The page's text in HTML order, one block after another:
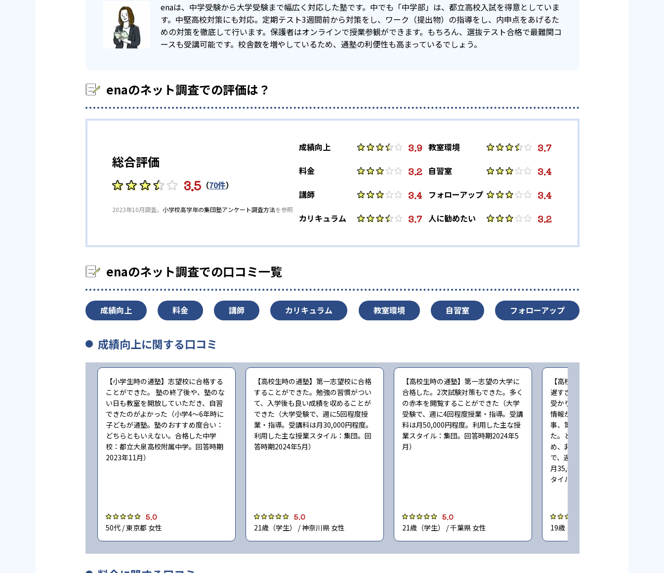
enaは、中学受験から大学受験まで幅広く対応した塾です。中でも「中学部」は、都立高校入試を得意としていま
す。中堅高校対策にも対応。定期テスト3週間前から対策をし、ワーク（提出物）の指導をし、内申点をあげるた
めの対策を徹底して行います。保護者はオンラインで授業参観ができます。もちろん、選抜テスト合格で最難関コ
ースも受講可能です。校舎数を増やしているため、通塾の利便性も高まっているでしょう。
enaのネット調査での評価は？
総合評価
3.5 （70件）
2023年10月調査。 小学校高学年の集団塾アンケート調査方法を参照
成績向上 3.9
料金 3.2
講師 3.4
カリキュラム 3.7
教室環境 3.7
自習室 3.4
フォローアップ 3.4
人に勧めたい 3.2
enaのネット調査での口コミ一覧
成績向上 料金 講師 カリキュラム 教室環境 自習室 フォローアップ
成績向上に関する口コミ
【小学生時の通塾】志望校に合格する
ことができた。 塾の終了後や、塾のな
い日も教室を開放していただき、自習
できたのがよかった（小学4〜6年時に
子どもが通塾。塾のおすすめ度合い：
どちらともいえない。合格した中学
校：都立大泉高校附属中学。回答時期
2023年11月）
5.0
50代 / 東京都 女性
【高校生時の通塾】第一志望校に合格
することができた。勉強の習慣がつい
て、入学後も良い成績を収めることが
できた（大学受験で、週に5回程度授
業・指導。受講料は月30,000円程度。
利用した主な授業スタイル：集団。回
答時期2024年5月）
5.0
21歳（学生） / 神奈川県 女性
【高校生時の通塾】第一志望の大学に
合格した。2次試験対策もできた。多く
の赤本を閲覧することができた（大学
受験で、週に4回程度授業・指導。受講
料は月50,000円程度。利用した主な授
業スタイル：集団。回答時期2024年5
月）
5.0
21歳（学生） / 千葉県 女性
【高校生時の通塾】始めたシーズン
遅すぎたため、学力的に第一志望に
受かりませんでしたが、看護系大学
情報が多く、仲間もいたおかげで、
事、第二志望以下はすべて合格しま
た。どこも高めの目標にしていたた
め、非常に良かったです（大学受験
で、週に2回程度授業・指導。受講
月35,000円程度。利用した主な授業
タイル：集団。回答時期2024年5月
19歳（学生） / 東京都 女性